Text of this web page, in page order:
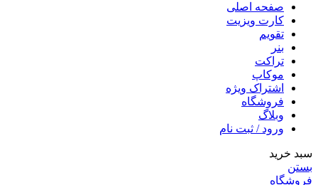
صفحه اصلی
کارت ویزیت
تقویم
بنر
تراکت
موکاپ
اشتراک ویژه
فروشگاه
وبلاگ
ورود / ثبت نام
سبد خرید
بستن
فروشگاه